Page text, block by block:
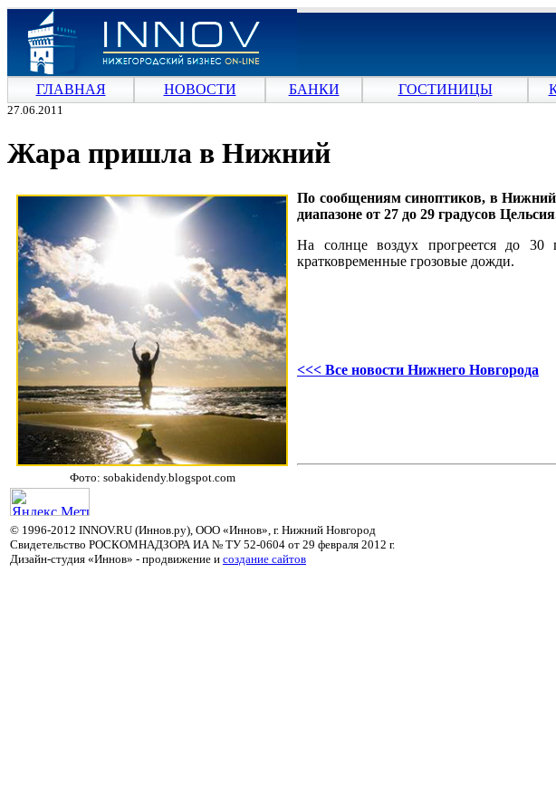
ГЛАВНАЯ НОВОСТИ БАНКИ ГОСТИНИЦЫ
27.06.2011
Жара пришла в Нижний
Фото: sobakidendy.blogspot.com
По сообщениям синоптиков, в Нижний
диапазоне от 27 до 29 градусов
На солнце воздух прогреется до 30
кратковременные грозовые дожди.
<<< Все новости Нижнего Новгорода
© 1996-2012 INNOV.RU (Иннов.ру), ООО «Иннов», г. Нижний Новгород
Свидетельство РОСКОМНАДЗОРА ИА № ТУ 52-0604 от 29 февраля 2012 г.
Дизайн-студия «Иннов» - продвижение и cоздание сайтов